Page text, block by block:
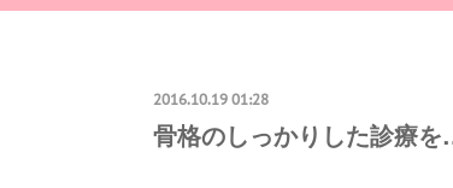
2016.10.19 01:28
骨格のしっかりした診療